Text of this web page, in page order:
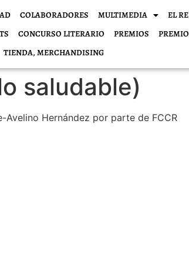
COLABORADORES MULTIMEDIA
EL
CONCURSO LITERARIO PREMIOS
TIENDA, MERCHANDISING
saludable)
Hernández por parte de FCCR